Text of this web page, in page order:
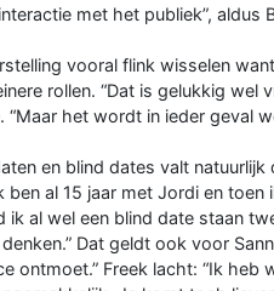
met het publiek”, aldus
vooral flink wisselen
rollen. “Dat is gelukkig
“Maar het wordt in ieder geval
en blind dates valt
ben al 15 jaar met Jordi en
ik al wel een blind date staan
Dat geldt ook voor
ontmoet.” Freek lacht: “Ik